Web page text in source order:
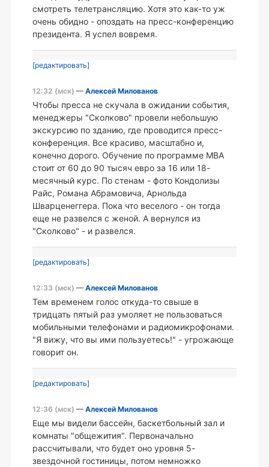
смотреть телетрансляцию. Хотя это как-то уж
очень обидно - опоздать на пресс-конференцию
президента. Я успел вовремя.
[редактировать]
12:32 (мск) — Алексей Милованов
Чтобы пресса не скучала в ожидании события,
менеджеры "Сколково" провели небольшую
экскурсию по зданию, где проводится пресс-
конференция. Все красиво, масштабно и,
конечно дорого. Обучение по программе MBA
стоит от 60 до 90 тысяч евро за 16 или 18-
месячный курс. По стенам - фото Кондолизы
Райс, Романа Абрамовича, Арнольда
Шварценеггера. Пока что веселого - он тогда
еще не развелся с женой. А вернулся из
"Сколково" - и развелся.
[редактировать]
12:33 (мск) — Алексей Милованов
Тем временем голос откуда-то свыше в
тридцать пятый раз умоляет не пользоваться
мобильными телефонами и радиомикрофонами.
"Я вижу, что вы ими пользуетесь!" - угрожающе
говорит он.
[редактировать]
12:36 (мск) — Алексей Милованов
Еще мы видели бассейн, баскетбольный зал и
комнаты "общежития". Первоначально
рассчитывали, что будет оно уровня 5-
звездочной гостиницы, потом немножко